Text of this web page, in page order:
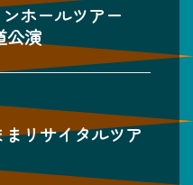
ホールツアー
公演
リサイタルツア